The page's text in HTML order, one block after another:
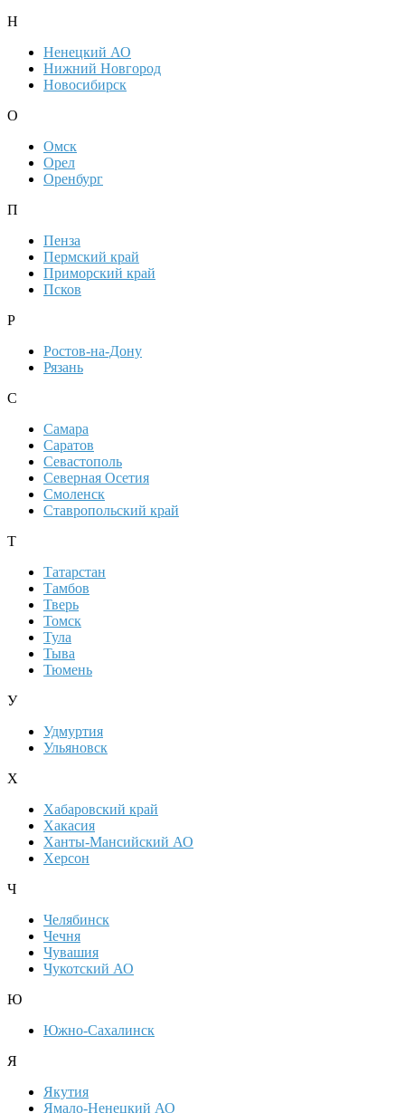
Н
Ненецкий АО
Нижний Новгород
Новосибирск
О
Омск
Орел
Оренбург
П
Пенза
Пермский край
Приморский край
Псков
Р
Ростов-на-Дону
Рязань
С
Самара
Саратов
Севастополь
Северная Осетия
Смоленск
Ставропольский край
Т
Татарстан
Тамбов
Тверь
Томск
Тула
Тыва
Тюмень
У
Удмуртия
Ульяновск
Х
Хабаровский край
Хакасия
Ханты-Мансийский АО
Херсон
Ч
Челябинск
Чечня
Чувашия
Чукотский АО
Ю
Южно-Сахалинск
Я
Якутия
Ямало-Ненецкий АО